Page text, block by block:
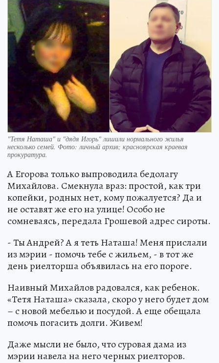
"Тетя Наташа" и "дядя Игорь" лишили нормального жилья
несколько семей. Фото: личный архив; красноярская краевая
прокуратура.
А Егорова только выпроводила бедолагу
Михайлова. Смекнула враз: простой, как три
копейки, родных нет, кому пожалуется? Да и
не оставят же его на улице! Особо не
сомневаясь, передала Грошевой адрес сироты.
- Ты Андрей? А я теть Наташа! Меня прислали
из мэрии - помочь тебе с жильем, - в тот же
день риелторша объявилась на его пороге.
Наивный Михайлов радовался, как ребенок.
«Тетя Наташа» сказала, скоро у него будет дом
– с новой мебелью и посудой. А еще обещала
помочь погасить долги. Живем!
Даже мысли не было, что суровая дама из
мэрии навела на него черных риелторов.